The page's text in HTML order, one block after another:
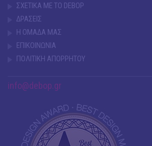
ΣΧΕΤΙΚΑ ΜΕ ΤΟ DEBOP
ΔΡΑΣΕΙΣ
Η ΟΜΑΔΑ ΜΑΣ
ΕΠΙΚΟΙΝΩΝΙΑ
ΠΟΛΙΤΙΚΗ ΑΠΟΡΡΗΤΟΥ
info@debop.gr